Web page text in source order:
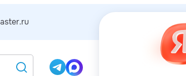
+7(495) 229-62-05